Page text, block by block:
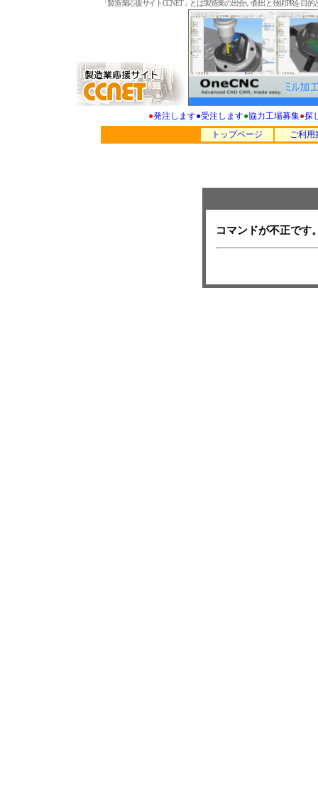
「製造業応援サイトCCNET」とは製造業の出会い創出と技術PRを
●発注します●受注します●協力工場募集●探
トップページ
ご利用
コマンドが不正です